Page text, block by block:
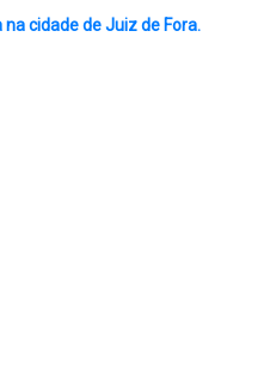
cidade de Juiz de Fora.